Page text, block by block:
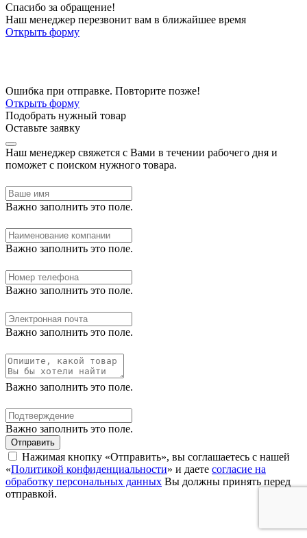
Спасибо за обращение!
Наш менеджер перезвонит вам в ближайшее время
Открыть форму
Ошибка при отправке. Повторите позже!
Открыть форму
Подобрать нужный товар
Оставьте заявку
Наш менеджер свяжется с Вами в течении рабочего дня и
поможет с поиском нужного товара.
Важно заполнить это поле.
Важно заполнить это поле.
Важно заполнить это поле.
Важно заполнить это поле.
Важно заполнить это поле.
Важно заполнить это поле.
Отправить
Нажимая кнопку «Отправить», вы соглашаетесь с нашей
«Политикой конфиденциальности» и даете согласие на
обработку персональных данных Вы должны принять перед
отправкой.